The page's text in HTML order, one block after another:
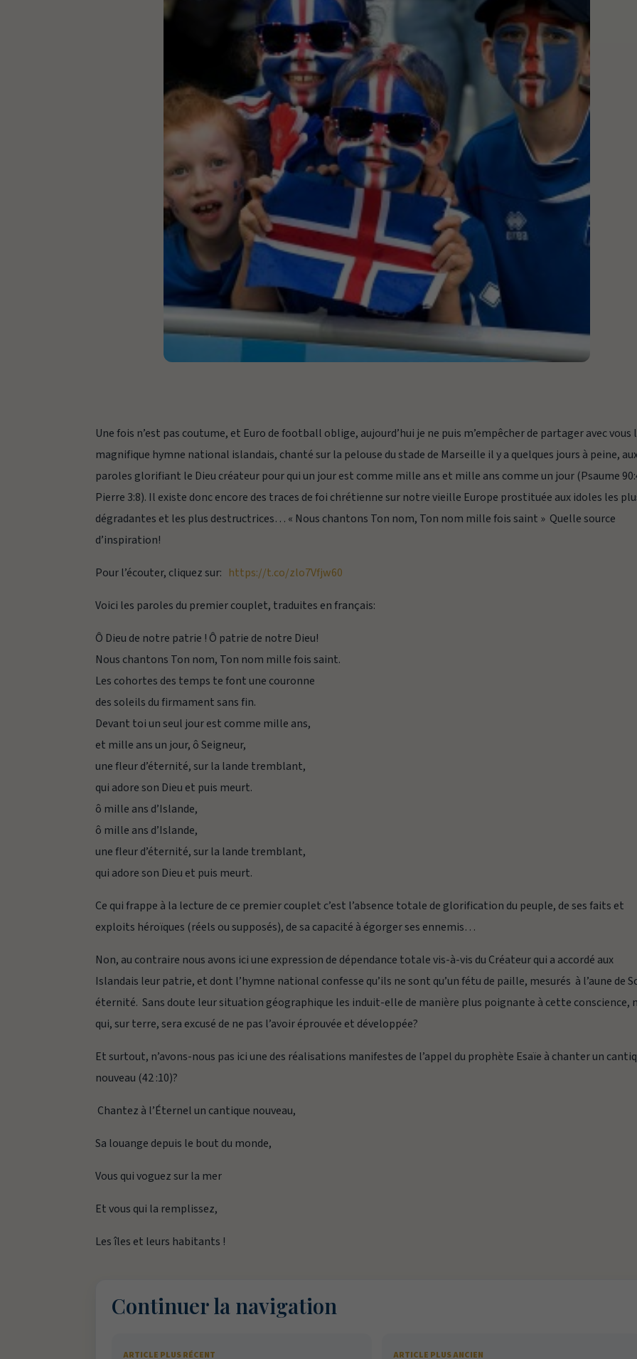
Une fois n’est pas coutume, et Euro de football oblige, aujourd’hui je ne puis m’empêcher de partager avec vous
magnifique hymne national islandais, chanté sur la pelouse du stade de Marseille il y a quelques jours à peine,
paroles glorifiant le Dieu créateur pour qui un jour est comme mille ans et mille ans comme un jour (Psaume
Pierre 3:8). Il existe donc encore des traces de foi chrétienne sur notre vieille Europe prostituée aux idoles les
dégradantes et les plus destructrices… « Nous chantons Ton nom, Ton nom mille fois saint » Quelle source
d’inspiration!
Pour l’écouter, cliquez sur: https://t.co/zlo7Vfjw60
Voici les paroles du premier couplet, traduites en français:
Ô Dieu de notre patrie ! Ô patrie de notre Dieu!
Nous chantons Ton nom, Ton nom mille fois saint.
Les cohortes des temps te font une couronne
des soleils du firmament sans fin.
Devant toi un seul jour est comme mille ans,
et mille ans un jour, ô Seigneur,
une fleur d’éternité, sur la lande tremblant,
qui adore son Dieu et puis meurt.
ô mille ans d’Islande,
ô mille ans d’Islande,
une fleur d’éternité, sur la lande tremblant,
qui adore son Dieu et puis meurt.
Ce qui frappe à la lecture de ce premier couplet c’est l’absence totale de glorification du peuple, de ses faits et
exploits héroïques (réels ou supposés), de sa capacité à égorger ses ennemis…
Non, au contraire nous avons ici une expression de dépendance totale vis-à-vis du Créateur qui a accordé aux
Islandais leur patrie, et dont l’hymne national confesse qu’ils ne sont qu’un fétu de paille, mesurés à l’aune de
éternité. Sans doute leur situation géographique les induit-elle de manière plus poignante à cette conscience,
qui, sur terre, sera excusé de ne pas l’avoir éprouvée et développée?
Et surtout, n’avons-nous pas ici une des réalisations manifestes de l’appel du prophète Esaïe à chanter un
nouveau (42 :10)?
Chantez à l’Éternel un cantique nouveau,
Sa louange depuis le bout du monde,
Vous qui voguez sur la mer
Et vous qui la remplissez,
Les îles et leurs habitants !
Continuer la navigation
ARTICLE PLUS RÉCENT ARTICLE PLUS ANCIEN